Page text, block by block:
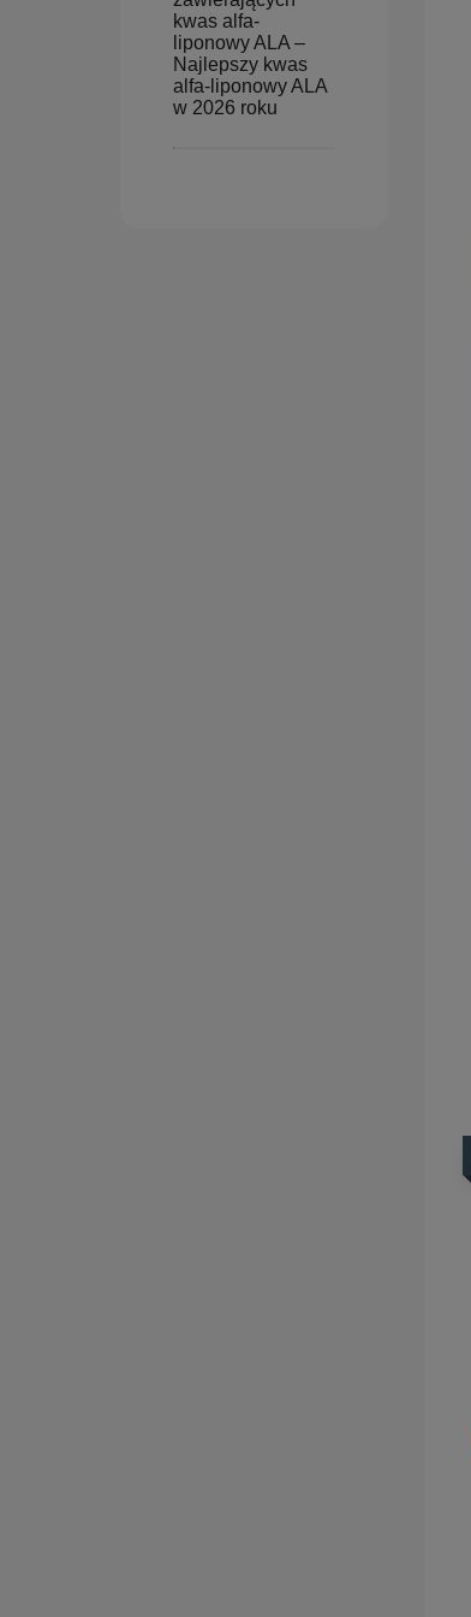
kwas alfa-
liponowy ALA –
Najlepszy kwas
alfa-liponowy ALA
w 2026 roku